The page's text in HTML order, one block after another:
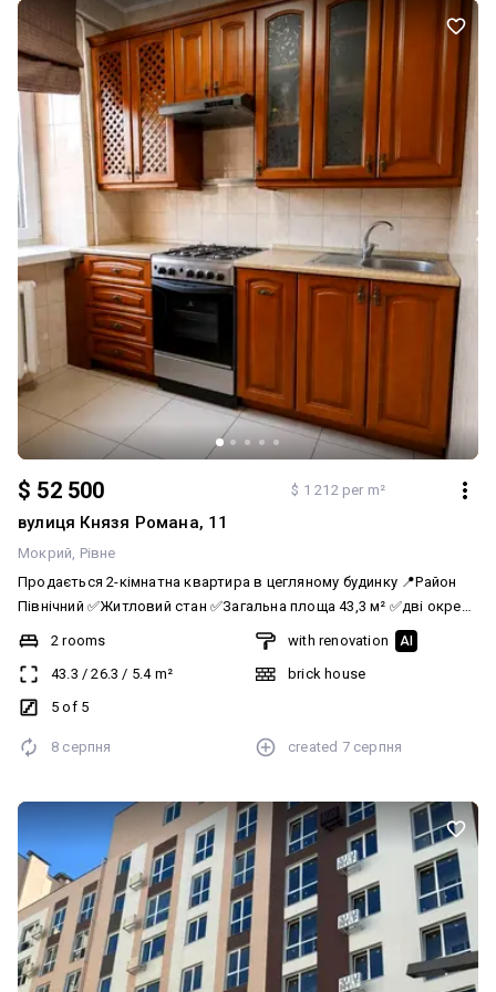
$ 52 500 $ 1 212 per m²
вулиця Князя Романа, 11
Мокрий Рівне
Продається 2-кімнатна квартира в цегляному будинку 📍Район
Північний ✅Житловий стан ✅Загальна площа 43,3 м² ✅дві окремі
кімнати ✅містка кладова ✅балкон ✅5 поверх ✅Поруч магазини,
зупинки громадського транспорту, школи, садочки та все
необхідне для щоденного життя. Ціна 52 500 $ За більш
детальною інформацією телефонуйте 📞 068 137 66 71 Анастасія
2 rooms
43.3 /26.3 / 5.4m²
5 of 5
with renovation AI
brick house
8 серпня created 7 серпня